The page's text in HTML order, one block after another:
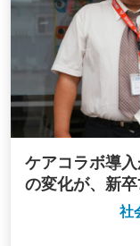
ケアコラボ導
の変化が、新
社